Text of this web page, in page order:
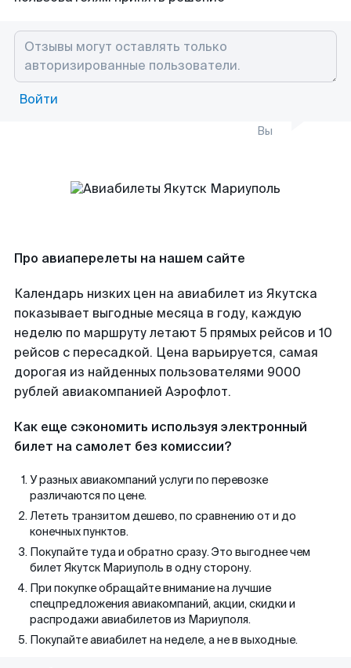
Войти
Вы
Про авиаперелеты на нашем сайте
Календарь низких цен на авиабилет из Якутска
показывает выгодные месяца в году, каждую
неделю по маршруту летают 5 прямых рейсов и 10
рейсов с пересадкой. Цена варьируется, самая
дорогая из найденных пользователями 9000
рублей авиакомпанией Аэрофлот.
Как еще сэкономить используя электронный
билет на самолет без комиссии?
У разных авиакомпаний услуги по перевозке
различаются по цене.
Лететь транзитом дешево, по сравнению от и до
конечных пунктов.
Покупайте туда и обратно сразу. Это выгоднее чем
билет Якутск Мариуполь в одну сторону.
При покупке обращайте внимание на лучшие
спецпредложения авиакомпаний, акции, скидки и
распродажи авиабилетов из Мариуполя.
Покупайте авиабилет на неделе, а не в выходные.